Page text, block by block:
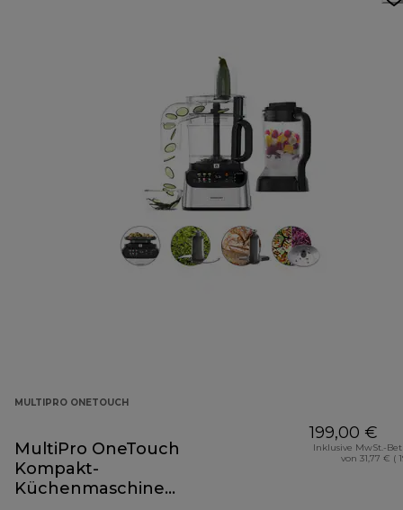
MULTIPRO ONETOUCH
MultiPro OneTouch
Kompakt-
Küchenmaschine
199,00 €
Inklusive MwSt.-
von 31,77 € (